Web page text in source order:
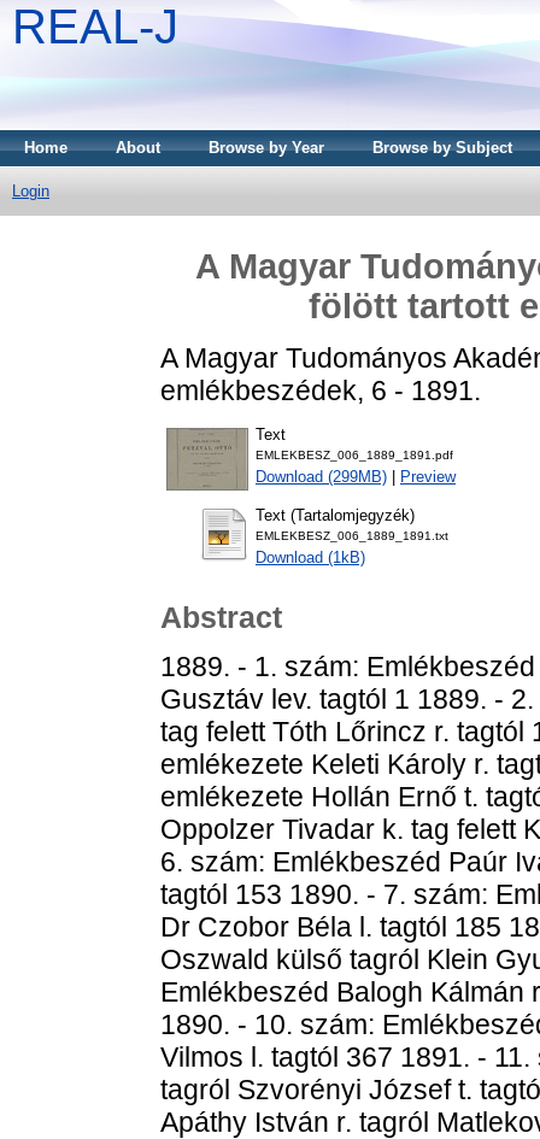
REAL-J
Home About Browse by Year Browse by Subject
Login
A Magyar
fölött tartott
A Magyar Tudományos
emlékbeszédek, 6 - 1891.
Text
EMLEKBESZ_006_1889_1891.pdf
Download (299MB) Preview
Text (Tartalomjegyzék)
EMLEKBESZ_006_1889_1891.txt
Download (1kB)
Abstract
1889. - 1. szám:
Gusztáv lev. tagtól 1 1889. -
tag felett Tóth Lőrincz r.
emlékezete Keleti Károly r.
emlékezete Hollán Ernő t.
Oppolzer Tivadar k. tag felett
6. szám: Emlékbeszéd Paúr
tagtól 153 1890. - 7. szám:
Dr Czobor Béla l. tagtól 185
Oszwald külső tagról Klein
Emlékbeszéd Balogh Kálmán
1890. - 10. szám:
Vilmos l. tagtól 367 1891. -
tagról Szvorényi József t.
Apáthy István r. tagról